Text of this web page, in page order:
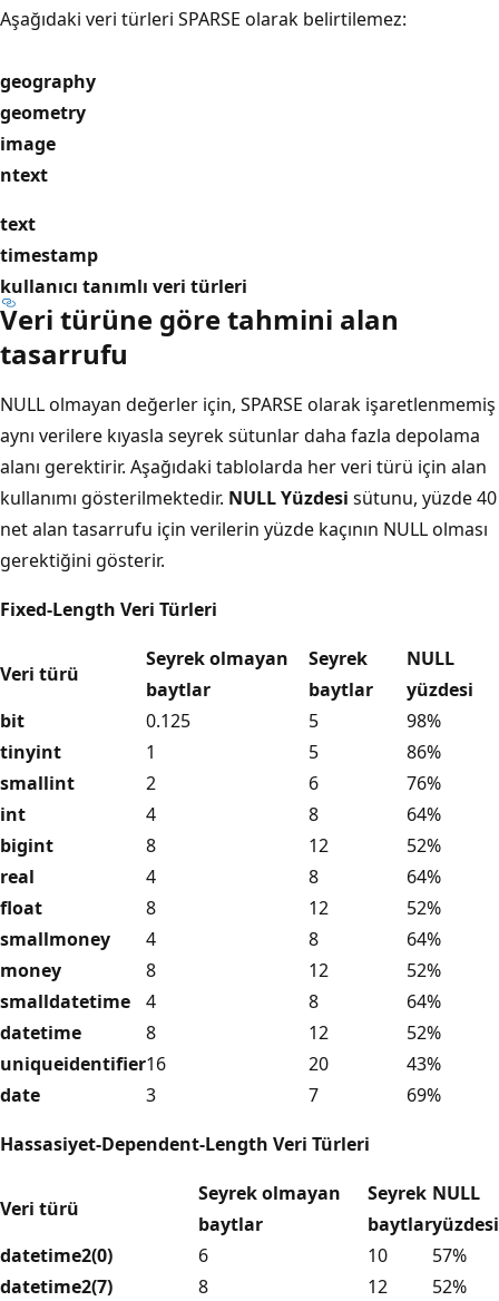
Aşağıdaki veri türleri SPARSE olarak belirtilemez:
geography
geometry
image
ntext
text
timestamp
kullanıcı tanımlı veri türleri
Veri türüne göre tahmini alan
tasarrufu
NULL olmayan değerler için, SPARSE olarak işaretlenmemiş
aynı verilere kıyasla seyrek sütunlar daha fazla depolama
alanı gerektirir. Aşağıdaki tablolarda her veri türü için alan
kullanımı gösterilmektedir. NULL Yüzdesi sütunu, yüzde 40
net alan tasarrufu için verilerin yüzde kaçının NULL olması
gerektiğini gösterir.
Fixed-Length Veri Türleri
Veri türü
Seyrek olmayan
baytlar
Seyrek
baytlar
NULL
yüzdesi
bit
0.125 5
98%
tinyint
1 5
86%
smallint
2 6
76%
int
4 8
64%
bigint
8 12
52%
real
4 8
64%
float
8 12
52%
smallmoney
4 8
64%
money
8 12
52%
smalldatetime
4 8
64%
datetime
8 12
52%
uniqueidentifier16 20
43%
date
3 7
69%
Hassasiyet-Dependent-Length Veri Türleri
Veri türü
Seyrek olmayan
baytlar
Seyrek
baytlar
NULL
yüzdesi
datetime2(0)
6 10
57%
datetime2(7)
8 12 52%